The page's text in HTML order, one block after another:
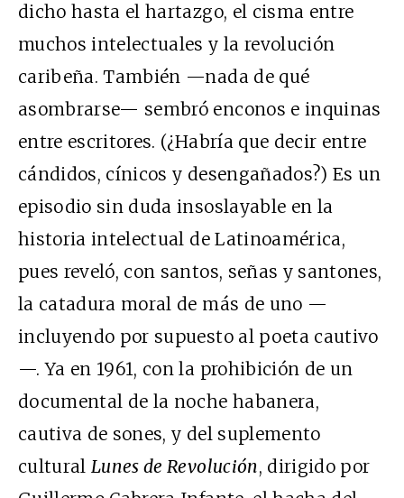
dicho hasta el hartazgo, el cisma entre
muchos intelectuales y la revolución
caribeña. También —nada de qué
asombrarse— sembró enconos e inquinas
entre escritores. (¿Habría que decir entre
cándidos, cínicos y desengañados?) Es un
episodio sin duda insoslayable en la
historia intelectual de Latinoamérica,
pues reveló, con santos, señas y santones,
la catadura moral de más de uno —
incluyendo por supuesto al poeta cautivo
—. Ya en 1961, con la prohibición de un
documental de la noche habanera,
cautiva de sones, y del suplemento
culturalLunes de Revolución, dirigido por